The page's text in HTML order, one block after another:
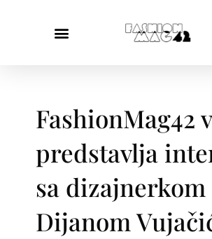
FashionMag42
predstavlja
sa dizajnerkom
Dijanom